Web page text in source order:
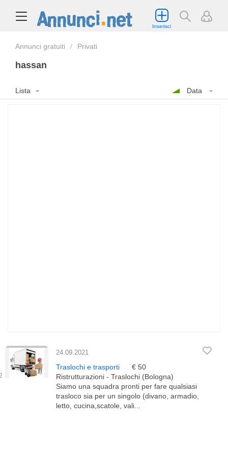
Inserisci
Annunci gratuiti Privati
hassan
Lista Data
24.09.2021
Traslochi e trasporti
€ 50
Ristrutturazioni - Traslochi (Bologna)
Siamo una squadra pronti per fare qualsiasi
trasloco sia per un singolo (divano, armadio,
letto, cucina,scatole, vali...